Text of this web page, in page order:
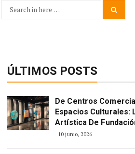
Search
ÚLTIMOS POSTS
De Centros
Espacios Culturales:
Artística De
10 junio, 2026